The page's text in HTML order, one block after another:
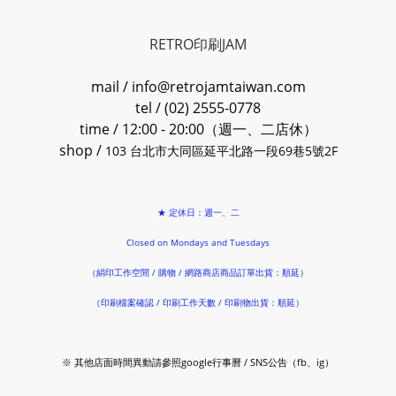
RETRO印刷JAM
mail / info@retrojamtaiwan.com
tel / (02) 2555-0778
time / 12:00 - 20:00（週一、二店休）
shop / 103 台北市大同區延平北路一段69巷5號2F
★ 定休日：週一、二
Closed on Mondays and Tuesdays
（絹印工作空間 / 購物 / 網路商店商品訂單出貨：順延）
（印刷檔案確認 / 印刷工作天數 / 印刷物出貨：順延）
※ 其他店面時間異動請參照google行事曆 / SNS公告（fb、ig）